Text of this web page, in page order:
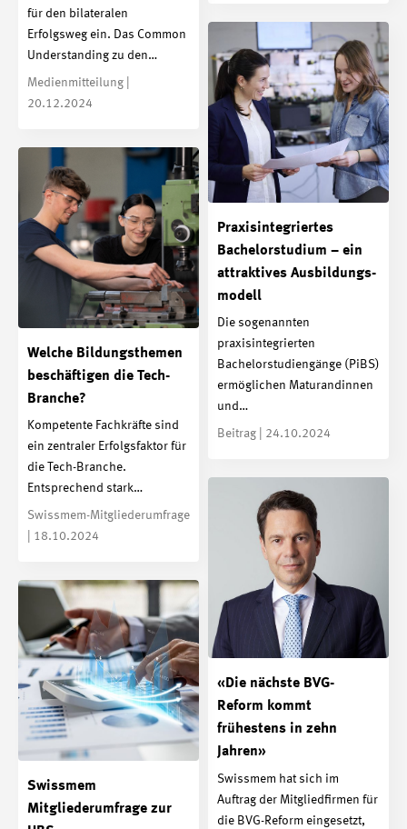
für den bilateralen
Erfolgsweg ein. Das Common
Understanding zu den…
Medienmitteilung |
20.12.2024
Praxis­integriertes
Bachelor­studium – ein
attraktives Ausbildungs­
modell
Die sogenannten
praxisintegrierten
Bachelorstudiengänge (PiBS)
ermöglichen Maturandinnen
und…
Beitrag | 24.10.2024
Welche Bildungsthemen
beschäftigen die Tech-
Branche?
Kompetente Fachkräfte sind
ein zentraler Erfolgsfaktor für
die Tech-Branche.
Entsprechend stark…
Swissmem-Mitgliederumfrage
| 18.10.2024
«Die nächste BVG-
Reform kommt
frühestens in zehn
Jahren»
Swissmem hat sich im
Auftrag der Mitgliedfirmen für
die BVG-Reform eingesetzt,
Swissmem
Mitgliederumfrage zur